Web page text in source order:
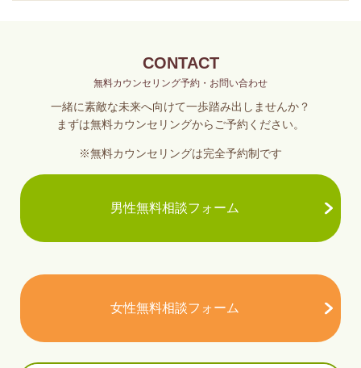
CONTACT
無料カウンセリング予約・お問い合わせ
一緒に素敵な未来へ向けて一歩踏み出しませんか？
まずは無料カウンセリングからご予約ください。
※無料カウンセリングは完全予約制です
男性無料相談フォーム
女性無料相談フォーム